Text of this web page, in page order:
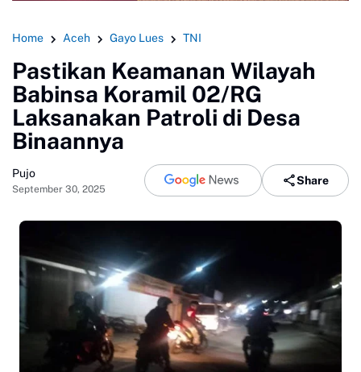
Home Aceh Gayo Lues TNI
Pastikan Keamanan Wilayah
Babinsa Koramil 02/RG
Laksanakan Patroli di Desa
Binaannya
Pujo
September 30, 2025
Share